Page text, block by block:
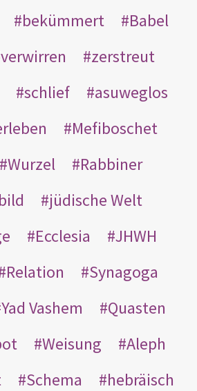
bekümmert
Babel
verwirren
zerstreut
schlief
asuweglos
Mefiboschet
Wurzel
Rabbiner
jüdische Welt
Ecclesia
JHWH
Relation
Synagoga
Yad Vashem
Quasten
Weisung
Aleph
Schema
hebräisch